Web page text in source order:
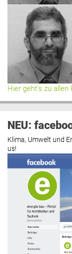
Hier geht’s zu
NEU:
Klima, Umwelt und
us!